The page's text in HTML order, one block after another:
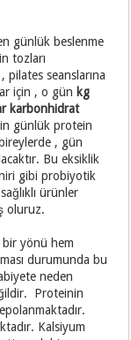
günlük beslenme
tozları
pilates seanslarına
için , o gün kg
karbonhidrat
günlük protein
, gün
Bu eksiklik
gibi probiyotik
ürünler
oluruz.
bir yönü hem
durumunda bu
neden
Proteinin
Kalsiyum